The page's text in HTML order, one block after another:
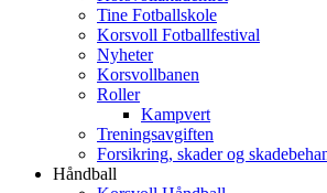
Tine Fotballskole
Korsvoll Fotballfestival
Nyheter
Korsvollbanen
Roller
Kampvert
Treningsavgiften
Forsikring, skader og
Håndball